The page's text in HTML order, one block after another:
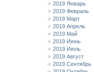
2019 Январь
2019 Февраль
2019 Март
2019 Апрель
2019 Май
2019 Июнь
2019 Июль
2019 Август
2019 Сентябрь